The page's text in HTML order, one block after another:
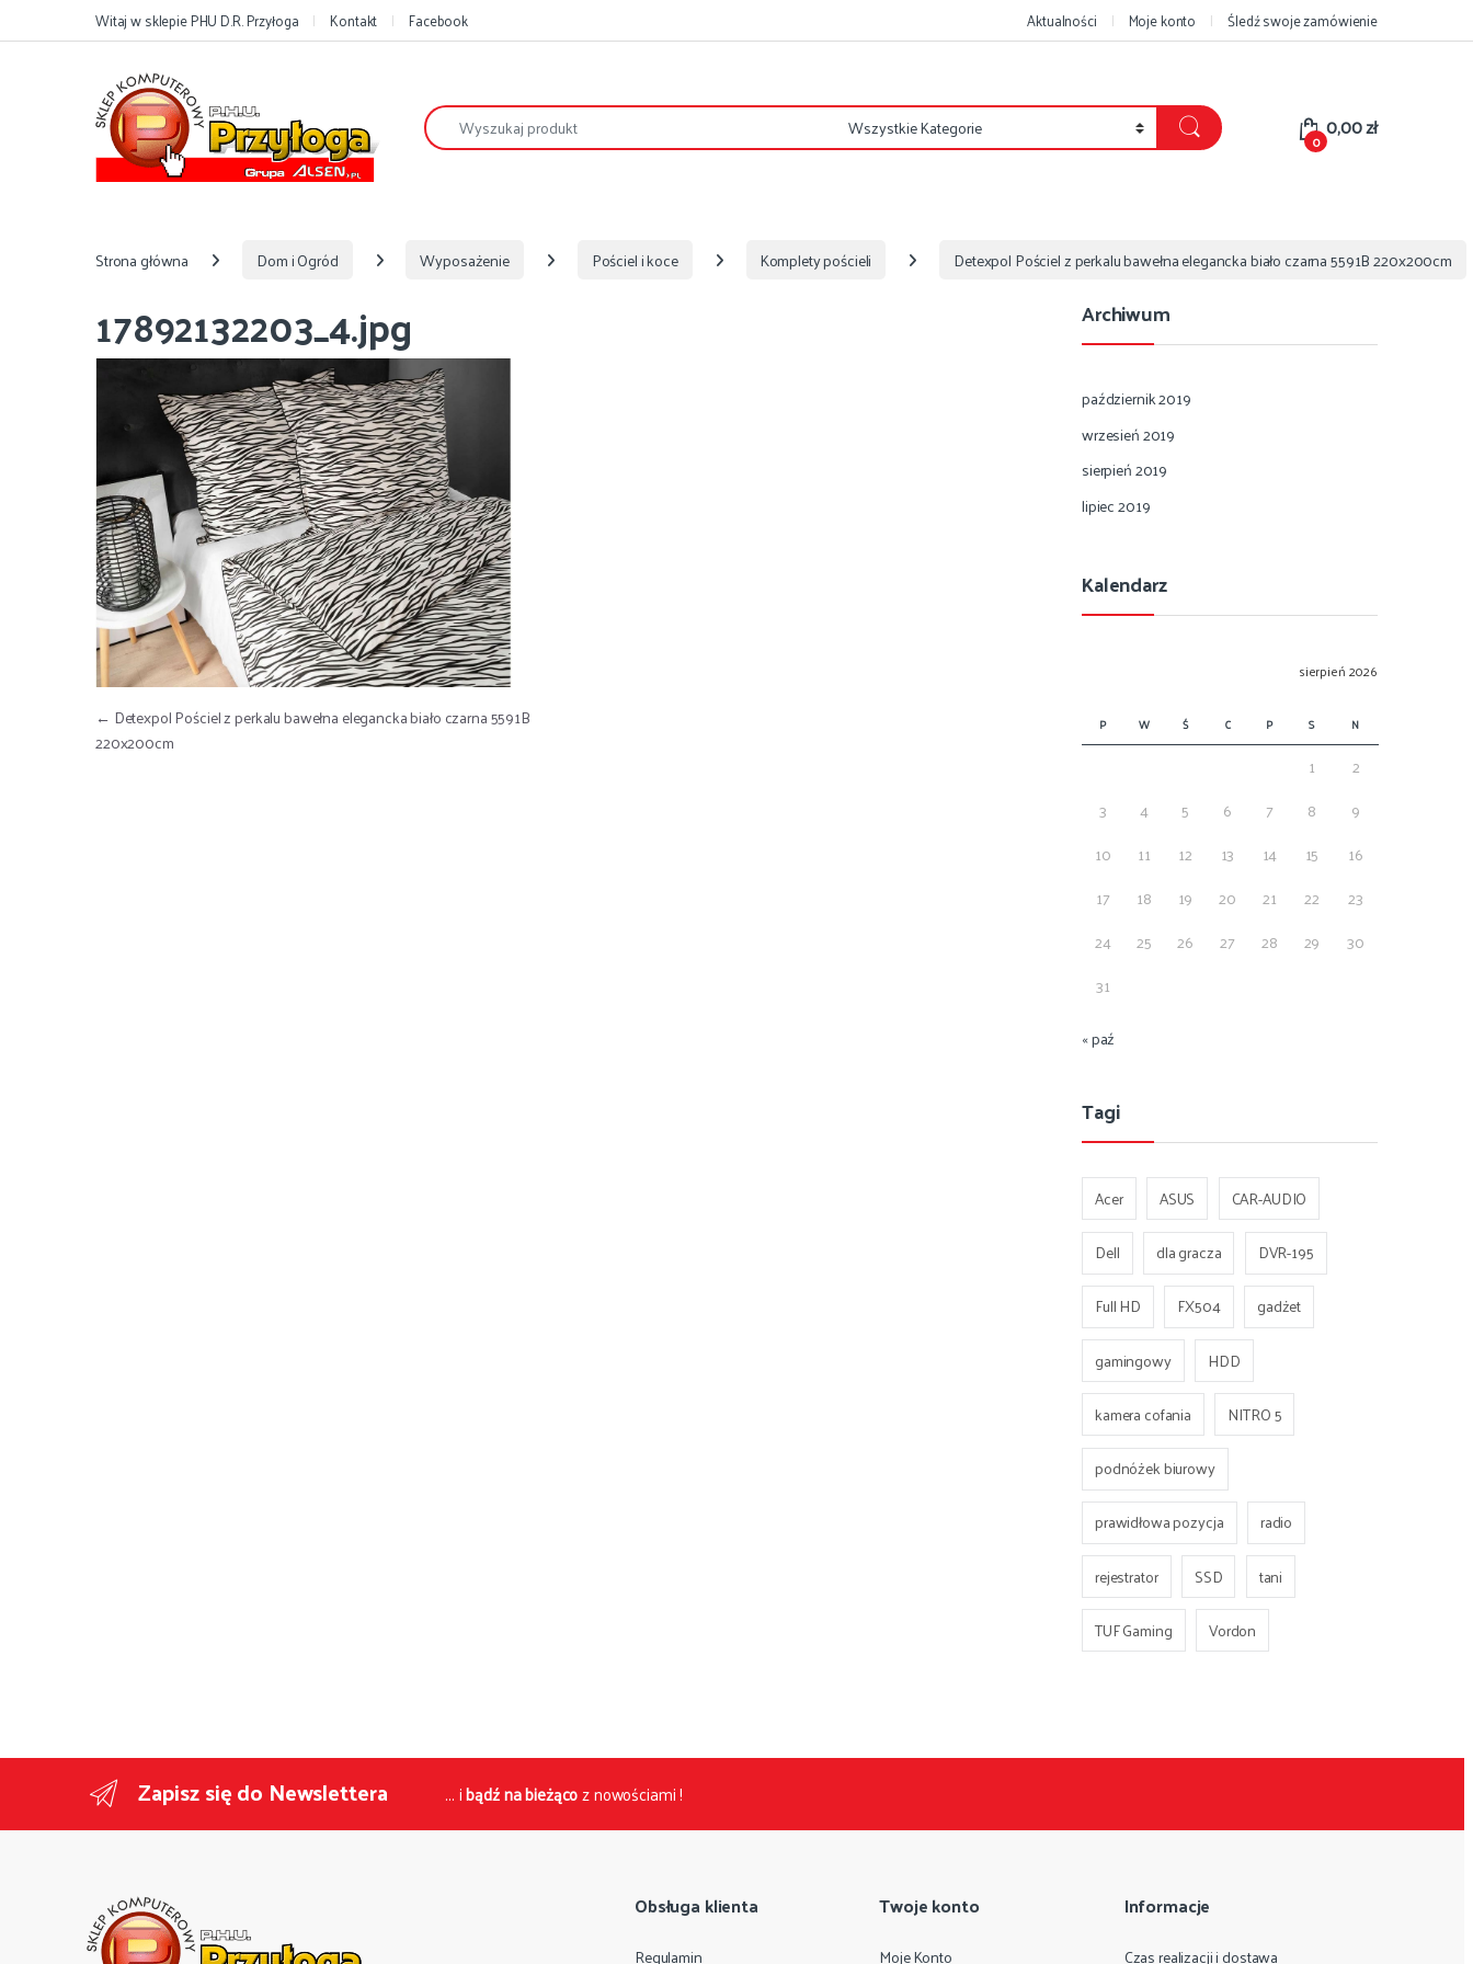
Przejdź do nawigacji
Przejdź do treściWitaj w sklepie PHU D.R. Przyłoga Kontakt Facebook Aktualności Moje konto Śledź swoje zamówienie
Szukaj:
0 0,00zł
Strona główna Dom i Ogród Wyposażenie Pościel i koce Komplety pościeli Detexpol Pościel z perkalu bawełna elegancka biało czarna 5591B 220x200cm
17892132203_4.jpg
Nawigacja wpisu
← Detexpol Pościel z perkalu bawełna elegancka biało czarna 5591B
220x200cm
Archiwum
październik 2019
wrzesień 2019
sierpień 2019
lipiec 2019
Kalendarz
sierpień 2026
P W Ś C P S N
1
2
3
4 5 6 7 8
9
10
11 12 13 14 15
16
17
18 19 20 21 22
23
24
25 26 27 28 29
30
31
« paź
Tagi
Acer ASUS
CAR-AUDIO
Dell
dla gracza
DVR-195
Full HD
FX504
gadżet
gamingowy
HDD
kamera cofania
NITRO 5
podnóżek biurowy
prawidłowa pozycja
radio
rejestrator
SSD
tani
TUF Gaming
Vordon
Zapisz się do Newslettera ... ibądź na bieżącoz nowościami !
Obsługa klienta
Regulamin
Twoje konto
Moje Konto
Informacje
Czas realizacji i dostawa